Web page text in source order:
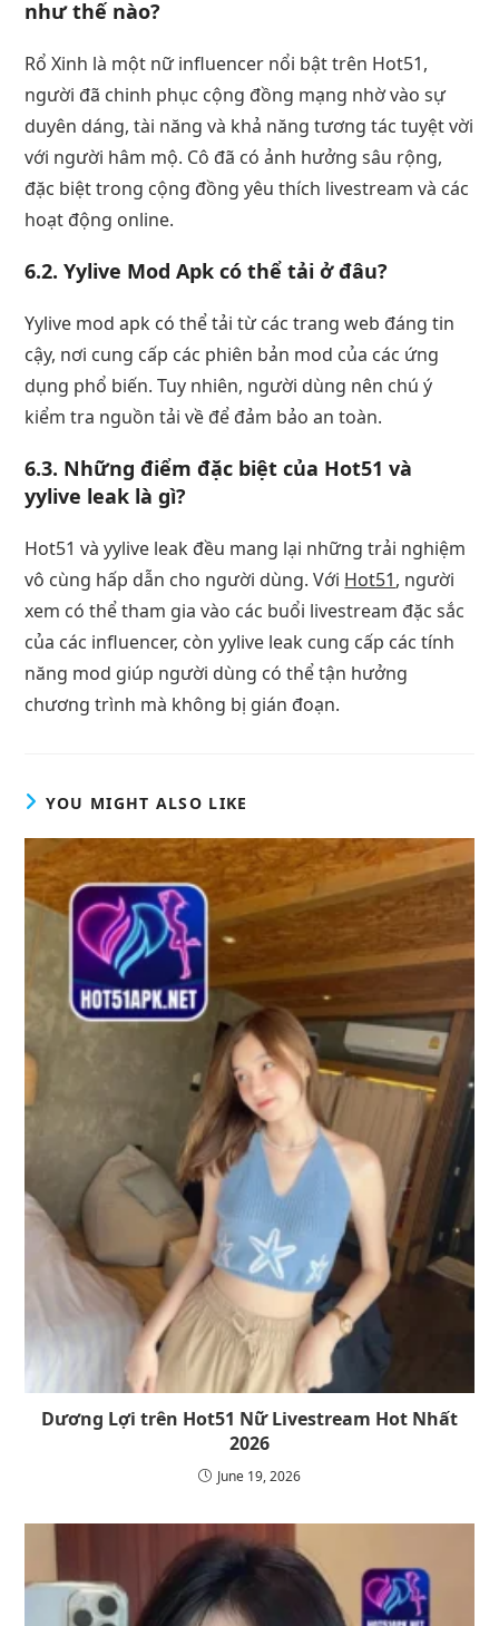
như thế nào?
Rổ Xinh là một nữ influencer nổi bật trên Hot51,
người đã chinh phục cộng đồng mạng nhờ vào sự
duyên dáng, tài năng và khả năng tương tác tuyệt vời
với người hâm mộ. Cô đã có ảnh hưởng sâu rộng,
đặc biệt trong cộng đồng yêu thích livestream và các
hoạt động online.
6.2. Yylive Mod Apk có thể tải ở đâu?
Yylive mod apk có thể tải từ các trang web đáng tin
cậy, nơi cung cấp các phiên bản mod của các ứng
dụng phổ biến. Tuy nhiên, người dùng nên chú ý
kiểm tra nguồn tải về để đảm bảo an toàn.
6.3. Những điểm đặc biệt của Hot51 và
yylive leak là gì?
Hot51 và yylive leak đều mang lại những trải nghiệm
vô cùng hấp dẫn cho người dùng. Với Hot51, người
xem có thể tham gia vào các buổi livestream đặc sắc
của các influencer, còn yylive leak cung cấp các tính
năng mod giúp người dùng có thể tận hưởng
chương trình mà không bị gián đoạn.
YOU MIGHT ALSO LIKE
Dương Lợi trên Hot51 Nữ Livestream Hot Nhất
2026
June 19, 2026